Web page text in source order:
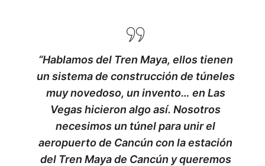
“Hablamos del Tren Maya, ellos tienen
un sistema de construcción de túneles
muy novedoso, un invento… en Las
Vegas hicieron algo así. Nosotros
necesimos un túnel para unir el
aeropuerto de Cancún con la estación
del Tren Maya de Cancún y queremos